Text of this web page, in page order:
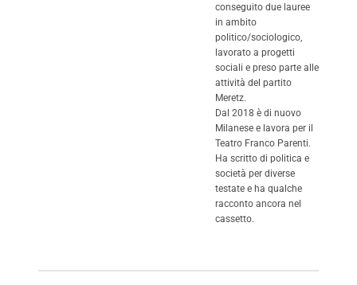
conseguito due lauree
in ambito
politico/sociologico,
lavorato a progetti
sociali e preso parte alle
attività del partito
Meretz.
Dal 2018 è di nuovo
Milanese e lavora per il
Teatro Franco Parenti.
Ha scritto di politica e
società per diverse
testate e ha qualche
racconto ancora nel
cassetto.